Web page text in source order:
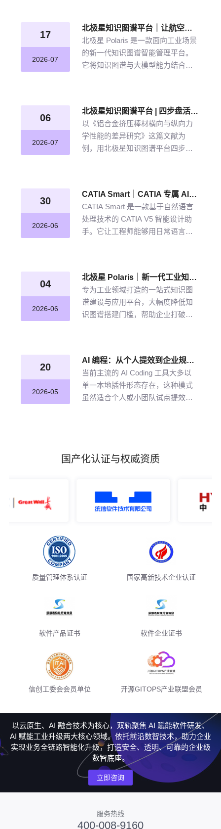
17
2026-07
北极星知识图谱平台｜让航空发动机叶片知识“连”起来
北极星 Polaris 是一款面向工业场景
的新一代知识图谱智能管理平台。
它将知识图谱与大模型能力结合，
06
2026-07
北极星知识图谱平台 | 四步盘活航空材料全量文献
以《铝合金挤压棒材横向与纵向力
学性能的差异研究》这篇文献为
例，用北极星知识图谱平台四步盘
注、清洗的低效方式。
30
2026-06
CATIA Smart｜CATIA 专属 AI 智能体，说说话，AI 帮你建模
CATIA Smart 是一款基于自然语言
处理技术的 CATIA V5 智能设计助
手。它让工程师能够用日常语言描
04
2026-06
北极星 Polaris｜新一代工业知识图谱智能管理平台，点亮工业知识智能之路
专为工业领域打造的一站式知识图
谱建设与应用平台，大幅度降低知
识图谱搭建门槛，帮助企业打破数
推理能力，打造企业级智能决策新
引擎，赋能企业沉淀高质量的知识
并应用。
20
2026-05
AI 编程：从个人提效到企业规模化落地的破局之道
当前主流的 AI Coding 工具大多以
单一本地插件形态存在，这种模式
虽然适合个人或小团队试点提效，
国产化认证与权威资质
质量管理体系认证 国家高新技术企业认证
软件产品证书 软件企业证书
信创工委会会员单位 开源GITOPS产业联盟会员
以云原生、AI 融合技术为核心，双轨聚焦 AI 赋能软件研发、
AI 赋能工业升级两大核心领域。依托前沿数智技术，助力企业
实现业务全链路智能化升级，打造安全、透明、可靠的企业级
数智底座。
立即咨询
服务热线
400-008-9160